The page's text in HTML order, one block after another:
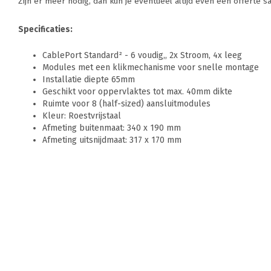
Specificaties:
CablePort Standard² - 6 voudig,, 2x Stroom, 4x leeg
Modules met een klikmechanisme voor snelle montage
Installatie diepte 65mm
Geschikt voor oppervlaktes tot max. 40mm dikte
Ruimte voor 8 (half-sized) aansluitmodules
Kleur: Roestvrijstaal
Afmeting buitenmaat: 340 x 190 mm
Afmeting uitsnijdmaat: 317 x 170 mm